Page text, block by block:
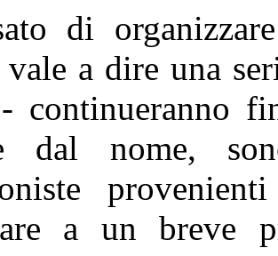
di
vale a dire una
continueranno
dal nome,
a un breve